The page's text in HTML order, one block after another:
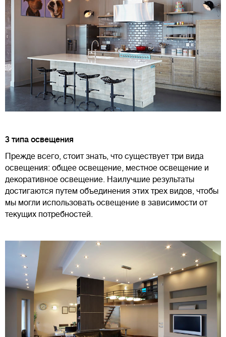
3 типа освещения
Прежде всего, стоит знать, что существует три вида
освещения: общее освещение, местное освещение и
декоративное освещение. Наилучшие результаты
достигаются путем объединения этих трех видов, чтобы
мы могли использовать освещение в зависимости от
текущих потребностей.